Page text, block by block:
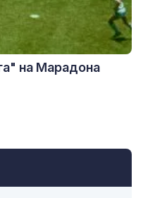
на Марадона